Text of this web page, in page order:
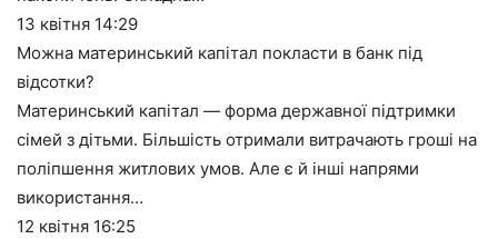
13 квітня 14:29
Можна материнський капітал покласти в банк під
відсотки?
Материнський капітал — форма державної підтримки
сімей з дітьми. Більшість отримали витрачають гроші на
поліпшення житлових умов. Але є й інші напрями
використання…
12 квітня 16:25